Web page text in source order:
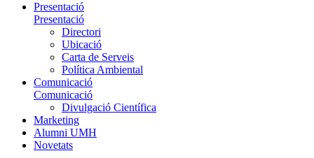
Presentació
Presentació
Directori
Ubicació
Carta de Serveis
Política Ambiental
Comunicació
Comunicació
Divulgació Científica
Marketing
Alumni UMH
Novetats